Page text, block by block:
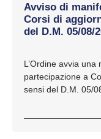
Avviso di
Corsi di
del D.M. 05/08/
L’Ordine avvia
partecipazione a
sensi del D.M. 05/